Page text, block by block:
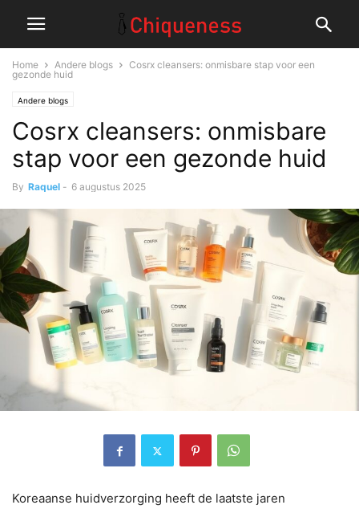
Home Andere blogs
Cosrx cleansers: onmisbare stap voor een
gezonde huid
Andere blogs
Cosrx cleansers: onmisbare
stap voor een gezonde huid
By Raquel - 6 augustus 2025
Koreaanse huidverzorging heeft de laatste jaren